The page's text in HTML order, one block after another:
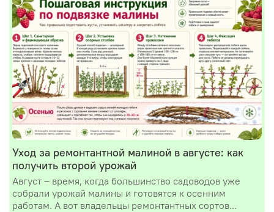
Уход за ремонтантной малиной в августе: как
получить второй урожай
Август – время, когда большинство садоводов уже
собрали урожай малины и готовятся к осенним
работам. А вот владельцы ремонтантных сортов...